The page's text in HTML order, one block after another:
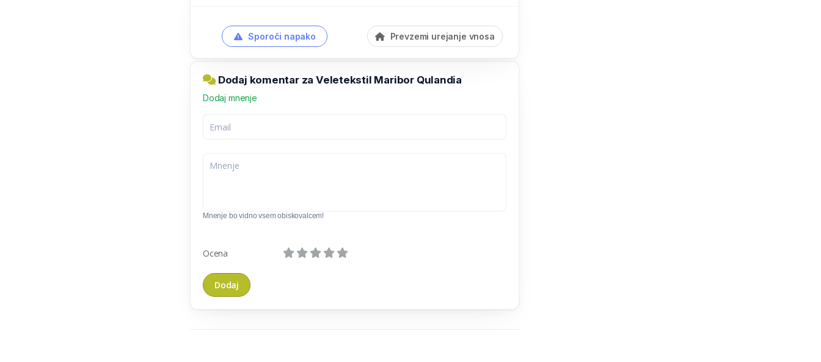
Sporoči napako Prevzemi urejanje vnosa
Dodaj komentar za Veletekstil Maribor Qulandia
Dodaj mnenje
Mnenje bo vidno vsem obiskovalcem!
Ocena